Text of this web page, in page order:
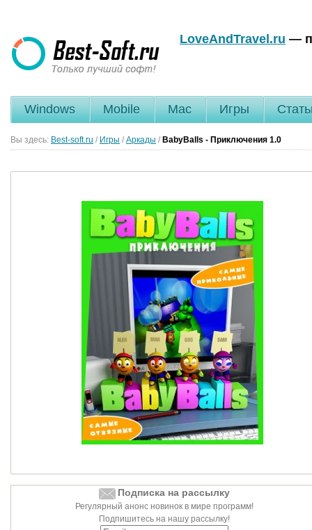
LoveAndTravel.ru —
Windows Mobile Mac Игры
Вы здесь: Best-soft.ru / Игры / Аркады / BabyBalls - Приключения 1.0
Подписка на рассылку
Регулярный анонс новинок в мире программ!
Подпишитесь на нашу рассылку!